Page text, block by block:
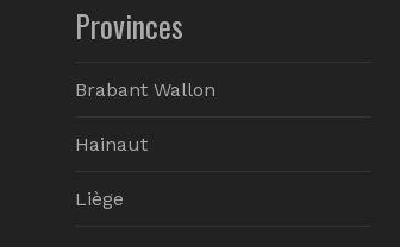
Provinces
Brabant Wallon
Hainaut
Liège